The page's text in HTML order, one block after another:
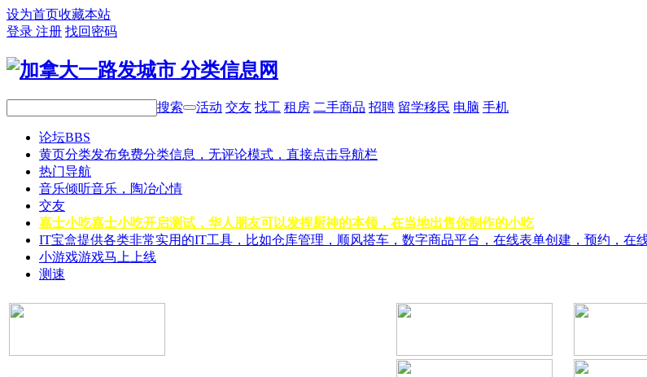
设为首页收藏本站
登录 注册 找回密码
搜索 活动 交友 找工 租房 二手商品 招聘 留学移民 电脑 手机
论坛BBS
黄页分类发布免费分类信息，无评论模式，直接点击导航栏
热门导航
音乐倾听音乐，陶冶心情
交友
嘉士小吃嘉士小吃开启测试，华人朋友可以发挥厨神的本领，在当地出售你制作的小吃
IT宝盒提供各类非常实用的IT工具，比如仓库管理，顺风搭车，数字商品平台，在线表单创建，预约，在
小游戏游戏马上上线
测速